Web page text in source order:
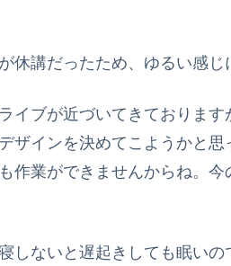
休講だったため、ゆるい感
イブが近づいてきておりま
ザインを決めてこようかと
作業ができませんからね。
しないと遅起きしても眠い